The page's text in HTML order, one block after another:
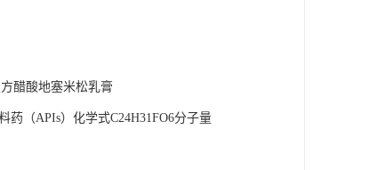
醋酸地塞米松乳膏
药（APIs）化学式C24H31FO6分子量